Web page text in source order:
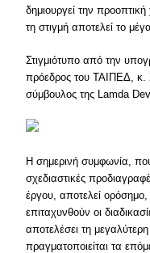
δημιουργεί την
τη στιγμή αποτελεί το
Στιγμιότυπο από την
πρόεδρος του ΤΑΙΠΕΔ, κ.
σύμβουλος της Lamda
Η σημερινή συμφωνία,
σχεδιαστικές
έργου, αποτελεί
επιταχυνθούν οι
αποτελέσει τη
πραγματοποιείται τα